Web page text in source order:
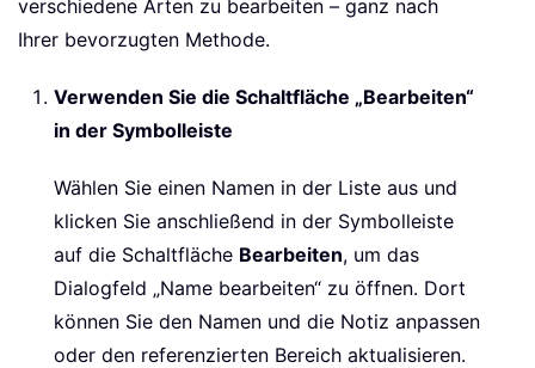
verschiedene Arten zu bearbeiten – ganz nach
Ihrer bevorzugten Methode.
Verwenden Sie die Schaltfläche „Bearbeiten“
in der Symbolleiste
Wählen Sie einen Namen in der Liste aus und
klicken Sie anschließend in der Symbolleiste
auf die Schaltfläche Bearbeiten, um das
Dialogfeld „Name bearbeiten“ zu öffnen. Dort
können Sie den Namen und die Notiz anpassen
oder den referenzierten Bereich aktualisieren.